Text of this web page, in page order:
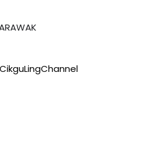
LIVE
TAHUN 6 OLEH CIKGU ANITA